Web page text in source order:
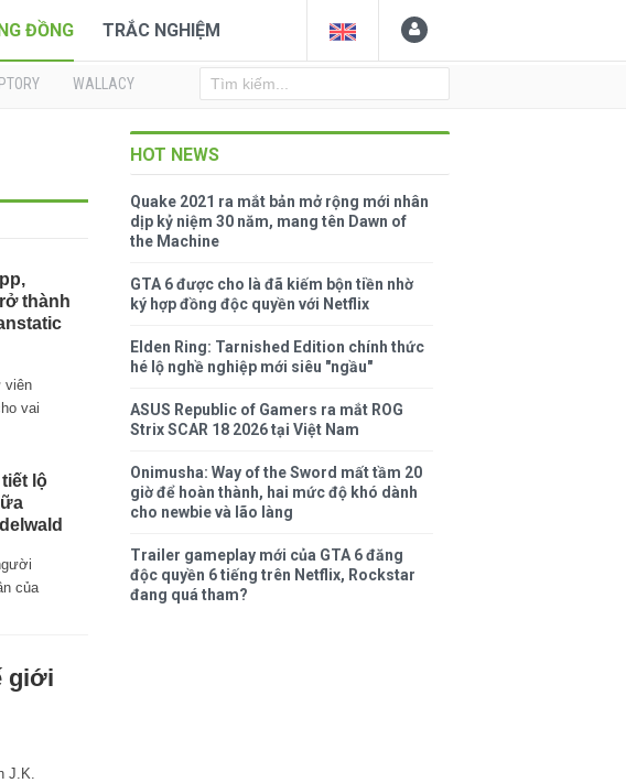
ĐỒNG TRẮC NGHIỆM
WALLACY
thành
viên
vai
lộ
của
giới
J.K.
HOT NEWS
Quake 2021 ra mắt bản mở rộng mới nhân
dịp kỷ niệm 30 năm, mang tên Dawn of
the Machine
GTA 6 được cho là đã kiếm bộn tiền nhờ
ký hợp đồng độc quyền với Netflix
Elden Ring: Tarnished Edition chính thức
hé lộ nghề nghiệp mới siêu "ngầu"
ASUS Republic of Gamers ra mắt ROG
Strix SCAR 18 2026 tại Việt Nam
Onimusha: Way of the Sword mất tầm 20
giờ để hoàn thành, hai mức độ khó dành
cho newbie và lão làng
Trailer gameplay mới của GTA 6 đăng
độc quyền 6 tiếng trên Netflix, Rockstar
đang quá tham?